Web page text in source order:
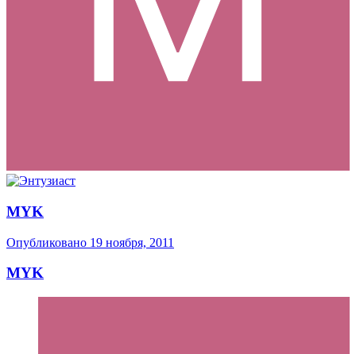
MYK
Опубликовано 19 ноября, 2011
MYK